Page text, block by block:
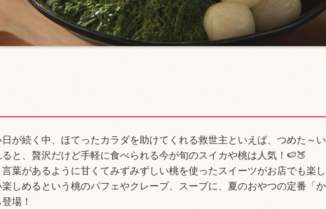
が続く中、ほてったカラダを助けてくれる救世主といえば、つめた～
と、贅沢だけど手軽に食べられる今が旬のスイカや桃は人気！🍉🍑
葉があるように甘くてみずみずしい桃を使ったスイーツがお店でも楽し
しめるという桃のパフェやクレープ、スープに、夏のおやつの定番「
場！